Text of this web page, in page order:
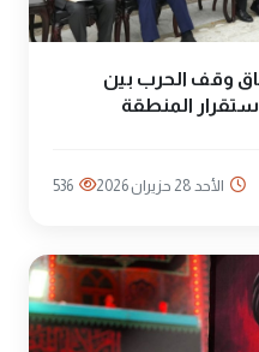
وقف الحرب بين
المنطقة
الأحد 28 حزيران 2026 536